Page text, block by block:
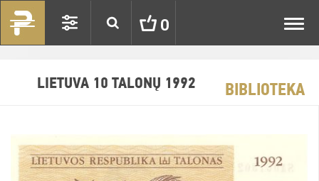
0
LIETUVA 10 TALONŲ 1992 BIBLIOTEKA